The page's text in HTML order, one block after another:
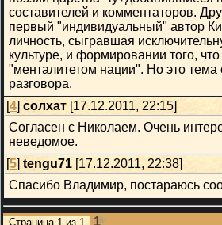
составителей и комментаторов.
первый "индивидуальный" автор
личность, сыгравшая
культуре, и формировании того,
"менталитетом нации". Но это тема
разговора.
[4] солхат [17.12.2011, 22:15]
Согласен с Николаем. Очень
неведомое.
[5] tengu71 [17.12.2011, 22:38]
Спасибо Владимир, постараюсь
Страница 1 из 1 1